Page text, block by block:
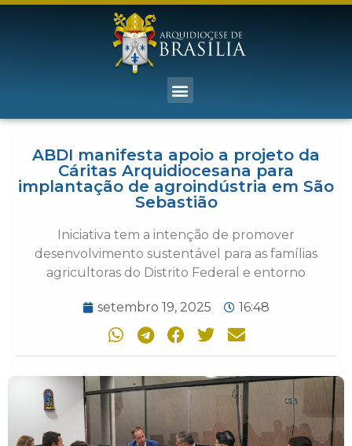
ABDI manifesta apoio a projeto da
Cáritas Arquidiocesana para
implantação de agroindústria em São
Sebastião
Iniciativa tem a intenção de promover
desenvolvimento sustentável para as famílias
agricultoras do Distrito Federal e entorno
setembro 19, 2025 16:48